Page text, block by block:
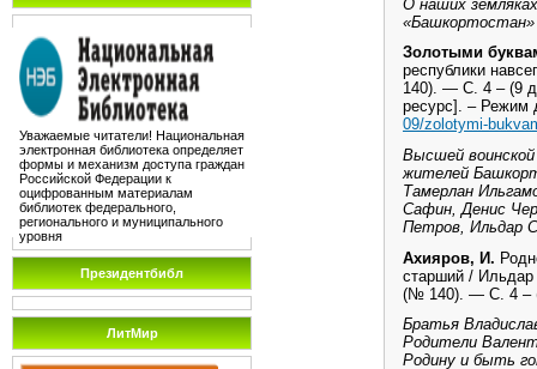
Уважаемые читатели! Национальная
электронная библиотека определяет
формы и механизм доступа граждан
Российской Федерации к
оцифрованным материалам
библиотек федерального,
регионального и муниципального
уровня
Президентбибл
ЛитМир
О наших
Золотыми
республики
140). — С. 4 – (9
ресурс]. – Режим
09/zolotymi-
Высшей
жителей
Тамерлан
Сафин, Денис
Петров, Ильдар
Ахияров, И.
старший /
(№ 140). — С. 4 –
Братья
Родители
Родину и быть